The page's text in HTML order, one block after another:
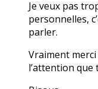
Je veux pas
personnelles,
parler.
Vraiment
l’attention que